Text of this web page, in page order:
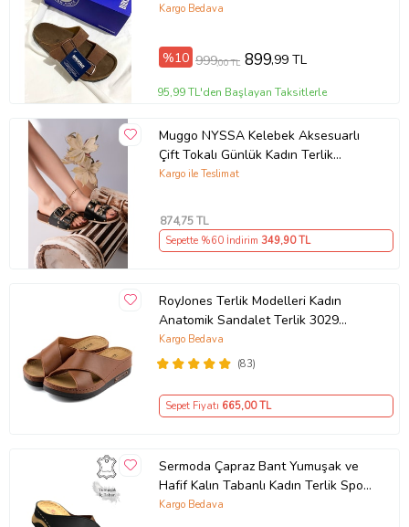
Kargo Bedava
%10 999,00 TL 899,99 TL
95,99 TL'den Başlayan Taksitlerle
Muggo NYSSA Kelebek Aksesuarlı
Çift Tokalı Günlük Kadın Terlik
(Siyah)
Kargo ile Teslimat
874,75 TL
Sepette %60 İndirim 349,90 TL
RoyJones Terlik Modelleri Kadın
Anatomik Sandalet Terlik 3029
(Kahverengi)
(83)
Kargo Bedava
Sepet Fiyatı 665,00 TL
Sermoda Çapraz Bant Yumuşak ve
Hafif Kalın Tabanlı Kadın Terlik Spor
Terlik 521/2 (Siyah-Taba)
Kargo Bedava